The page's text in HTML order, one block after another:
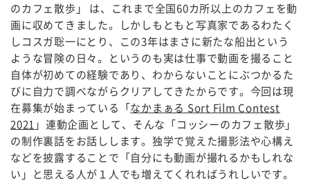
のカフェ散歩」 は、これまで全国60カ所以上のカフェを動
画に収めてきました。しかしもともと写真家であるわたく
しコスガ聡一にとり、この3年はまさに新たな船出という
ような冒険の日々。というのも実は仕事で動画を撮ること
自体が初めての経験であり、わからないことにぶつかるた
びに自力で調べながらクリアしてきたからです。今回は現
在募集が始まっている「なかまぁる Sort Film Contest
2021 」連動企画として、そんな「コッシーのカフェ散歩」
の制作裏話をお話しします。独学で覚えた撮影法や心構え
などを披露することで「自分にも動画が撮れるかもしれな
い」と思える人が１人でも増えてくれればうれしいです。